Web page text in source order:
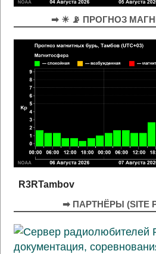
➡ ☀ 📡 ПРОГНОЗ
R3RTambov
➡ ПАРТНЁРЫ (SITE